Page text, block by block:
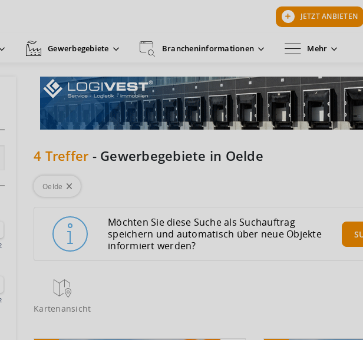
JETZT ANBIETEN
Gewerbegebiete Brancheninformationen Mehr
4 Treffer - Gewerbegebiete in Oelde
Oelde
Möchten Sie diese Suche als Suchauftrag
speichern und automatisch über neue Objekte
informiert werden?
Kartenansicht